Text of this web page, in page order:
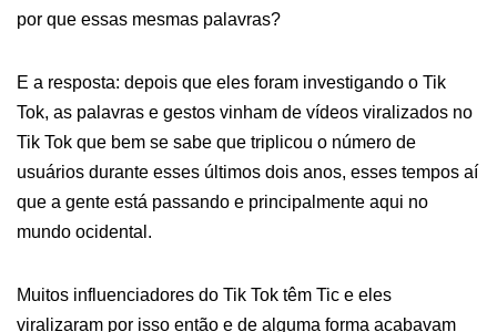
por que essas mesmas palavras?
E a resposta: depois que eles foram investigando o Tik
Tok, as palavras e gestos vinham de vídeos viralizados no
Tik Tok que bem se sabe que triplicou o número de
usuários durante esses últimos dois anos, esses tempos aí
que a gente está passando e principalmente aqui no
mundo ocidental.
Muitos influenciadores do Tik Tok têm Tic e eles
viralizaram por isso então e de alguma forma acabavam